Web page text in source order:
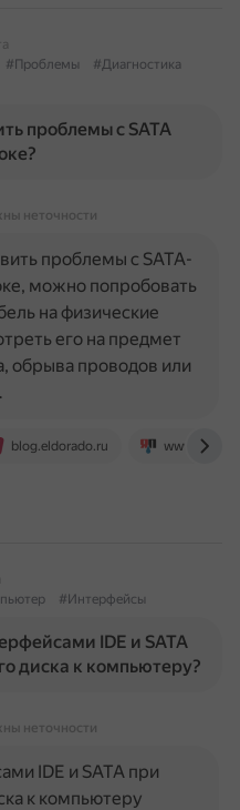
#Проблемы
#Диагностика
проблемы с SATA
неточности
blog.eldorado.ru
проблемы с SATA-
можно попробовать
на физические
его на предмет
обрыва проводов или
#Интерфейсы
IDE и SATA
диска к компьютеру?
неточности
IDE и SATA при
к компьютеру